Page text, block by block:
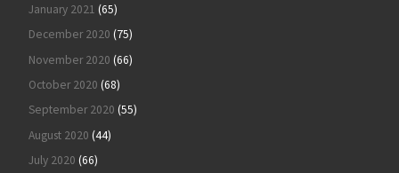
January 2021 (65)
December 2020 (75)
November 2020 (66)
October 2020 (68)
September 2020 (55)
August 2020 (44)
July 2020 (66)